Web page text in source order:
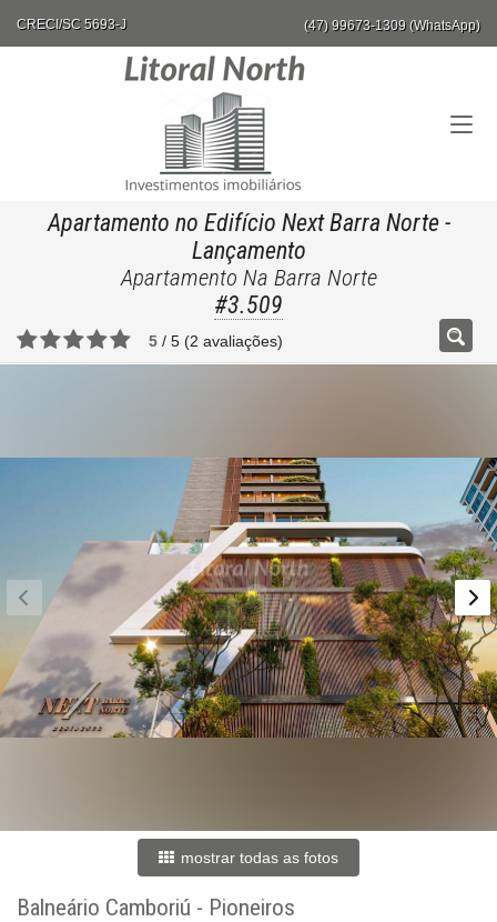
CRECI/SC 5693-J (47) 99673-1309 (WhatsApp)
Apartamento no Edifício Next Barra Norte-
Lançamento
Apartamento Na Barra Norte
#3.509
5 / 5 (2 avaliações)
mostrar todas as fotos
Balneário Camboriú - Pioneiros